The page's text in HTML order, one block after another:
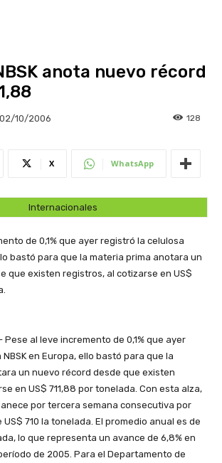
anota nuevo récord
02/10/2006 128
X WhatsApp
Internacionales
de 0,1% que ayer registró la celulosa
bastó para que la materia prima anotara un
que existen registros, al cotizarse en US$
al leve incremento de 0,1% que ayer
en Europa, ello bastó para que la
un nuevo récord desde que existen
en US$ 711,88 por tonelada. Con esta alza,
por tercera semana consecutiva por
710 la tonelada. El promedio anual es de
lo que representa un avance de 6,8% en
de 2005. Para el Departamento de